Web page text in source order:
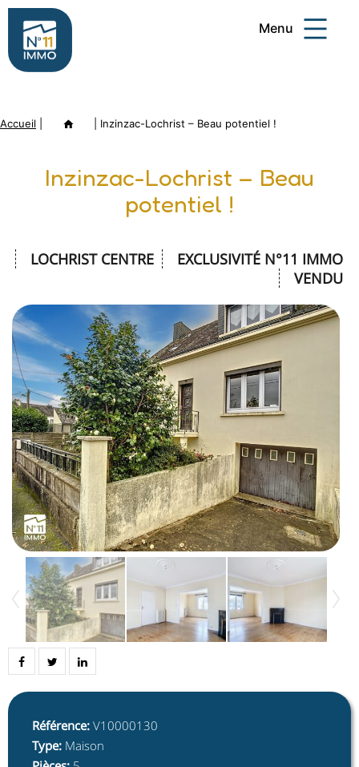
Aller
contenu
Immo
Menu
Accueil Annonce Inzinzac-Lochrist – Beau potentiel !
Inzinzac-Lochrist – Beau
potentiel !
EXCLUSIVITÉ N°11 IMMO
LOCHRIST CENTRE
VENDU
Référence: V10000130
Type: Maison